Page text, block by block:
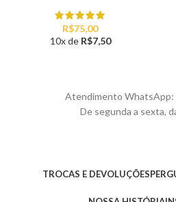
R$75,00
10x de R$7,50
Atendimento WhatsApp:
De segunda a sexta,
TROCAS E DEVOLUÇÕES